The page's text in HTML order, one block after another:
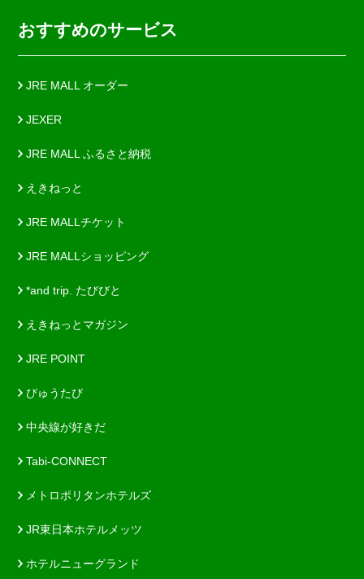
おすすめのサービス
JRE MALL オーダー
JEXER
JRE MALL ふるさと納税
えきねっと
JRE MALLチケット
JRE MALLショッピング
*and trip. たびびと
えきねっとマガジン
JRE POINT
びゅうたび
中央線が好きだ
Tabi-CONNECT
メトロポリタンホテルズ
JR東日本ホテルメッツ
ホテルニューグランド